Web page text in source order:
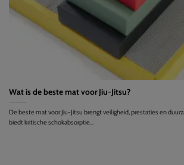
Wat is de beste mat voor Jiu-Jitsu?
De beste mat voor Jiu-Jitsu brengt veiligheid, prestaties en
biedt kritische schokabsorptie...